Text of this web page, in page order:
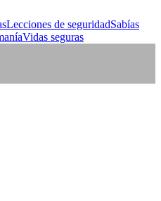
Lecciones de seguridadSabías
Vidas seguras